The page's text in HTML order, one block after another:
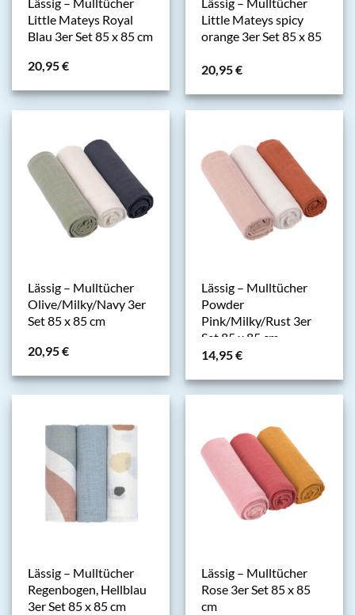
Little Mateys Royal
Blau 3er Set 85 x 85 cm
20,95€
Little Mateys spicy
orange 3er Set 85 x 85
20,95€
Lässig – Mulltücher
Olive/Milky/Navy 3er
Set 85 x 85 cm
20,95€
Lässig – Mulltücher
Powder
Pink/Milky/Rust 3er
Set 85 x 85 cm
14,95€
Lässig – Mulltücher
Regenbogen, Hellblau
3er Set 85 x 85 cm
Lässig – Mulltücher
Rose 3er Set 85 x 85
cm